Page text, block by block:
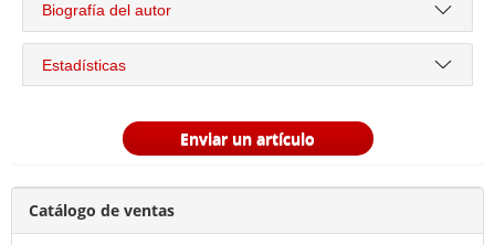
Biografía del autor
Estadísticas
Enviar un artículo
Catálogo de ventas